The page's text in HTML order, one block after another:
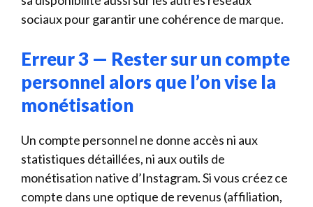
sociaux pour garantir une cohérence de marque.
Erreur 3 — Rester sur un compte
personnel alors que l’on vise la
monétisation
Un compte personnel ne donne accès ni aux
statistiques détaillées, ni aux outils de
monétisation native d’Instagram. Si vous créez ce
compte dans une optique de revenus (affiliation,